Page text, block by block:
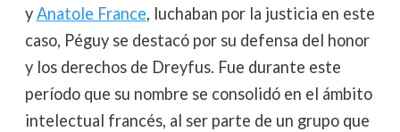
yAnatole France, luchaban por la justicia en este
caso, Péguy se destacó por su defensa del honor
y los derechos de Dreyfus. Fue durante este
período que su nombre se consolidó en el ámbito
intelectual francés, al ser parte de un grupo que